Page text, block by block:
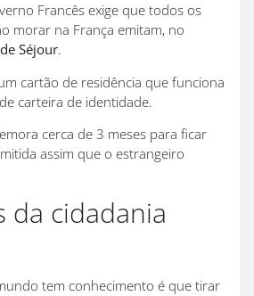
Francês exige que todos os
morar na França emitam, no
Séjour.
cartão de residência que funciona
carteira de identidade.
cerca de 3 meses para ficar
assim que o estrangeiro
da cidadania
tem conhecimento é que tirar